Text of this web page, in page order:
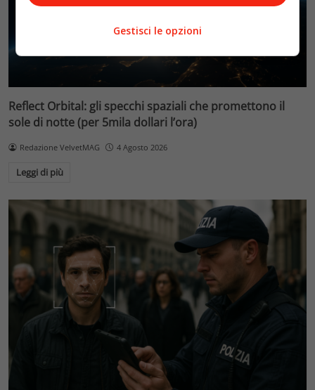
Reflect Orbital: gli specchi spaziali che promettono il
sole di notte (per 5mila dollari l’ora)
Redazione VelvetMAG 4 Agosto 2026
Leggi di più
Gestisci le opzioni